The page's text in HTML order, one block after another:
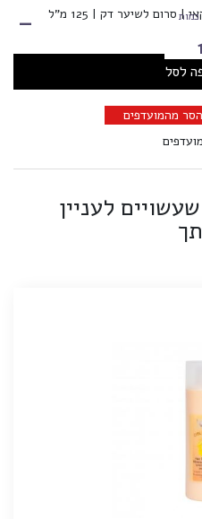
כמות -
לסל
הסר מהמועדפים
לעניין